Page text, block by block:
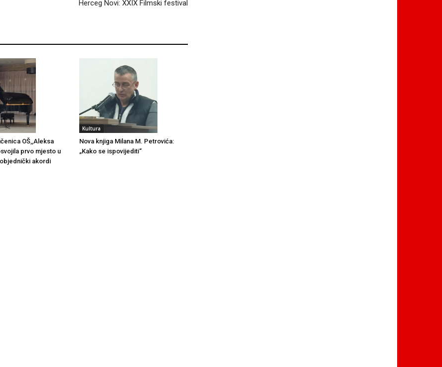
Herceg Novi: XXIX Filmski festival
OŠ,,Aleksa
prvo mjesto u
akordi
Kultura
Nova knjiga Milana M. Petrovića:
„Kako se ispovijediti“